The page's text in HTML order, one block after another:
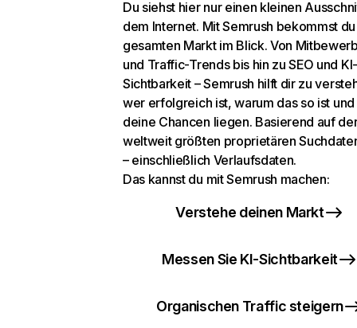
Du siehst hier nur einen kleinen
dem Internet. Mit Semrush bekommst
gesamten Markt im Blick. Von
und Traffic-Trends bis hin zu SEO und KI-
Sichtbarkeit – Semrush hilft dir zu
wer erfolgreich ist, warum das so ist
deine Chancen liegen. Basierend auf
weltweit größten proprietären
– einschließlich Verlaufsdaten.
Das kannst du mit Semrush machen:
Verstehe deinen Markt
Messen Sie KI-Sichtbarkeit
Organischen Traffic steigern